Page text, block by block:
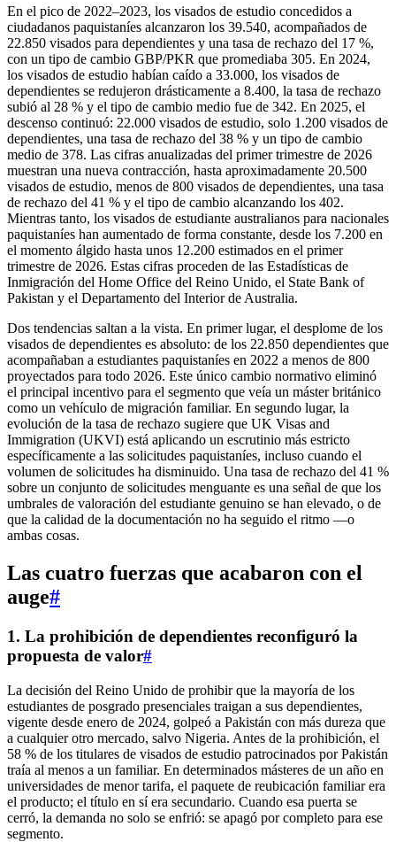
En el pico de 2022–2023, los visados de estudio concedidos a
ciudadanos paquistaníes alcanzaron los 39.540, acompañados de
22.850 visados para dependientes y una tasa de rechazo del 17 %,
con un tipo de cambio GBP/PKR que promediaba 305. En 2024,
los visados de estudio habían caído a 33.000, los visados de
dependientes se redujeron drásticamente a 8.400, la tasa de rechazo
subió al 28 % y el tipo de cambio medio fue de 342. En 2025, el
descenso continuó: 22.000 visados de estudio, solo 1.200 visados de
dependientes, una tasa de rechazo del 38 % y un tipo de cambio
medio de 378. Las cifras anualizadas del primer trimestre de 2026
muestran una nueva contracción, hasta aproximadamente 20.500
visados de estudio, menos de 800 visados de dependientes, una tasa
de rechazo del 41 % y el tipo de cambio alcanzando los 402.
Mientras tanto, los visados de estudiante australianos para nacionales
paquistaníes han aumentado de forma constante, desde los 7.200 en
el momento álgido hasta unos 12.200 estimados en el primer
trimestre de 2026. Estas cifras proceden de las Estadísticas de
Inmigración del Home Office del Reino Unido, el State Bank of
Pakistan y el Departamento del Interior de Australia.
Dos tendencias saltan a la vista. En primer lugar, el desplome de los
visados de dependientes es absoluto: de los 22.850 dependientes que
acompañaban a estudiantes paquistaníes en 2022 a menos de 800
proyectados para todo 2026. Este único cambio normativo eliminó
el principal incentivo para el segmento que veía un máster británico
como un vehículo de migración familiar. En segundo lugar, la
evolución de la tasa de rechazo sugiere que UK Visas and
Immigration (UKVI) está aplicando un escrutinio más estricto
específicamente a las solicitudes paquistaníes, incluso cuando el
volumen de solicitudes ha disminuido. Una tasa de rechazo del 41 %
sobre un conjunto de solicitudes menguante es una señal de que los
umbrales de valoración del estudiante genuino se han elevado, o de
que la calidad de la documentación no ha seguido el ritmo —o
ambas cosas.
Las cuatro fuerzas que acabaron con el
auge#
1. La prohibición de dependientes reconfiguró la
propuesta de valor#
La decisión del Reino Unido de prohibir que la mayoría de los
estudiantes de posgrado presenciales traigan a sus dependientes,
vigente desde enero de 2024, golpeó a Pakistán con más dureza que
a cualquier otro mercado, salvo Nigeria. Antes de la prohibición, el
58 % de los titulares de visados de estudio patrocinados por Pakistán
traía al menos a un familiar. En determinados másteres de un año en
universidades de menor tarifa, el paquete de reubicación familiar era
el producto; el título en sí era secundario. Cuando esa puerta se
cerró, la demanda no solo se enfrió: se apagó por completo para ese
segmento.